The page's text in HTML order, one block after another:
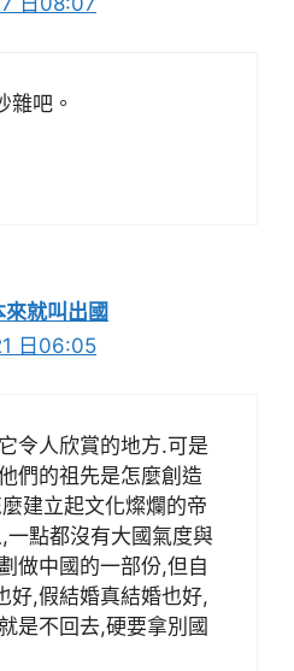
雜吧。
就叫出國
日06:05
令人欣賞的地方.可是
們的祖先是怎麼創造
建立起文化燦爛的帝
一點都沒有大國氣度與
做中國的一部份,但自
好,假結婚真結婚也好,
是不回去,硬要拿別國